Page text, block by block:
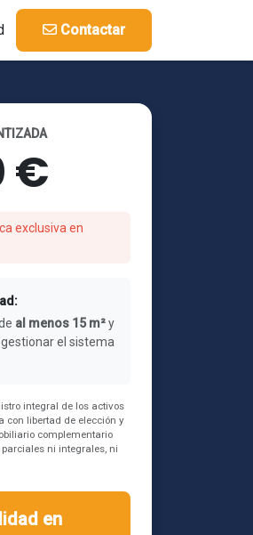
Contactar
€
exclusiva en
al menos 15 m²y
el sistema
integral de los activos
con libertad de elección y
complementario
ni integrales, ni
en